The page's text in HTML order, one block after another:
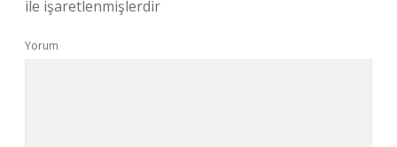
ile işaretlenmişlerdir
Yorum